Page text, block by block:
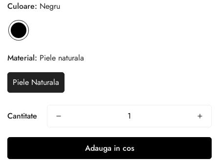
Culoare: Negru
Material: Piele naturala
Piele Naturala
Cantitate
Adauga in cos